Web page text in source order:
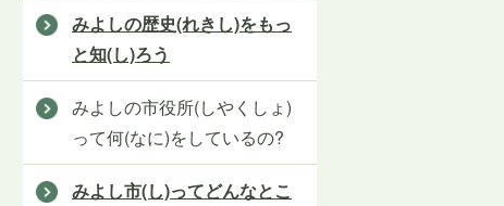
みよしの歴史(れきし)をもっ
と知(し)ろう
みよしの市役所(しやくしょ)
って何(なに)をしているの?
みよし市(し)ってどんなとこ